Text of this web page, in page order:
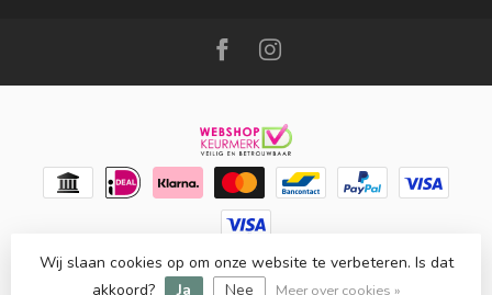
© Copyright 2026 Meubello®- Powered byLightspeed -
Lightspeed designby Dyvelopment
Wij slaan cookies op om onze website te verbeteren. Is dat
akkoord?
Ja Nee Meer over cookies »